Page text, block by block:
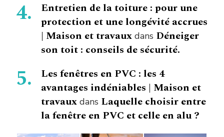
Entretien de la toiture : pour une
protection et une longévité accrues
| Maison et travaux dans Déneiger
son toit : conseils de sécurité.
Les fenêtres en PVC : les 4
avantages indéniables | Maison et
travaux dans Laquelle choisir entre
la fenêtre en PVC et celle en alu ?